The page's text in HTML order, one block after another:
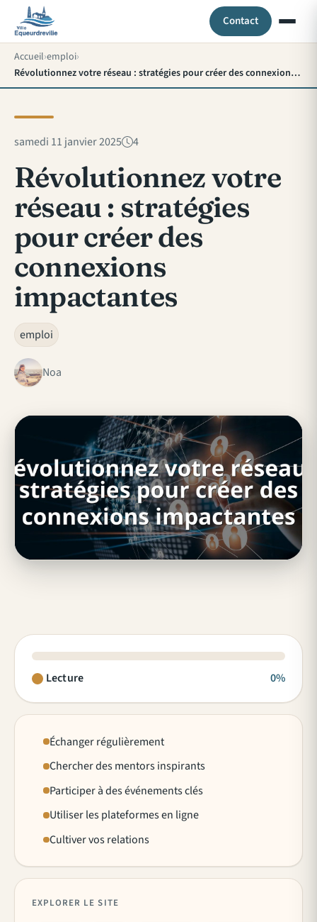
Contact
Accueil emploi
Révolutionnez votre réseau : stratégies pour créer des connexions impactantes
samedi 11 janvier 2025 4
Révolutionnez votre
réseau : stratégies
pour créer des
connexions
impactantes
emploi
Noa
Lecture 0%
Échanger régulièrement
Chercher des mentors inspirants
Participer à des événements clés
Utiliser les plateformes en ligne
Cultiver vos relations
EXPLORER LE SITE